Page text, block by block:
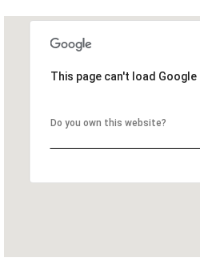
This page can't load
Do you own this website?